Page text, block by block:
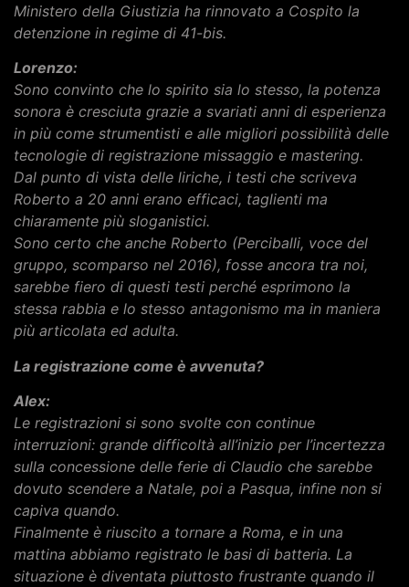
Ministero della Giustizia ha rinnovato a Cospito la
detenzione in regime di 41-bis.
Lorenzo:
Sono convinto che lo spirito sia lo stesso, la potenza
sonora è cresciuta grazie a svariati anni di esperienza
in più come strumentisti e alle migliori possibilità delle
tecnologie di registrazione missaggio e mastering.
Dal punto di vista delle liriche, i testi che scriveva
Roberto a 20 anni erano efficaci, taglienti ma
chiaramente più sloganistici.
Sono certo che anche Roberto (Perciballi, voce del
gruppo, scomparso nel 2016), fosse ancora tra noi,
sarebbe fiero di questi testi perché esprimono la
stessa rabbia e lo stesso antagonismo ma in maniera
più articolata ed adulta.
La registrazione come è avvenuta?
Alex:
Le registrazioni si sono svolte con continue
interruzioni: grande difficoltà all’inizio per l’incertezza
sulla concessione delle ferie di Claudio che sarebbe
dovuto scendere a Natale, poi a Pasqua, infine non si
capiva quando.
Finalmente è riuscito a tornare a Roma, e in una
mattina abbiamo registrato le basi di batteria. La
situazione è diventata piuttosto frustrante quando il